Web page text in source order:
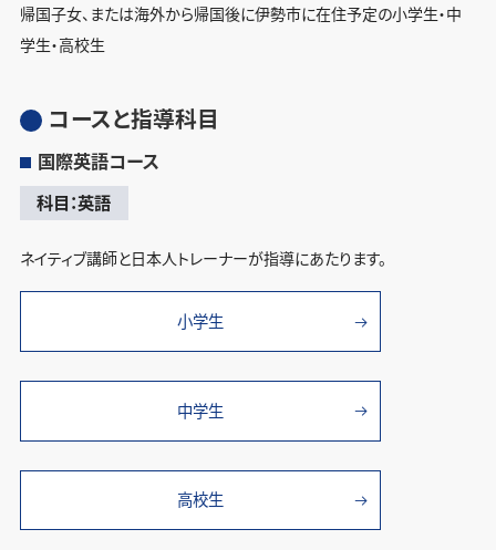
帰国子女、または海外から帰国後に伊勢市に在住予定の小学生・中
学生・高校生
コースと指導科目
国際英語コース
科目：英語
ネイティブ講師と日本人トレーナーが指導にあたります。
小学生
中学生
高校生